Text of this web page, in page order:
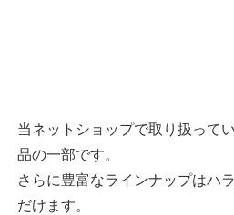
当ネットショップで取り扱って
品の一部です。
さらに豊富なラインナップはハ
だけます。